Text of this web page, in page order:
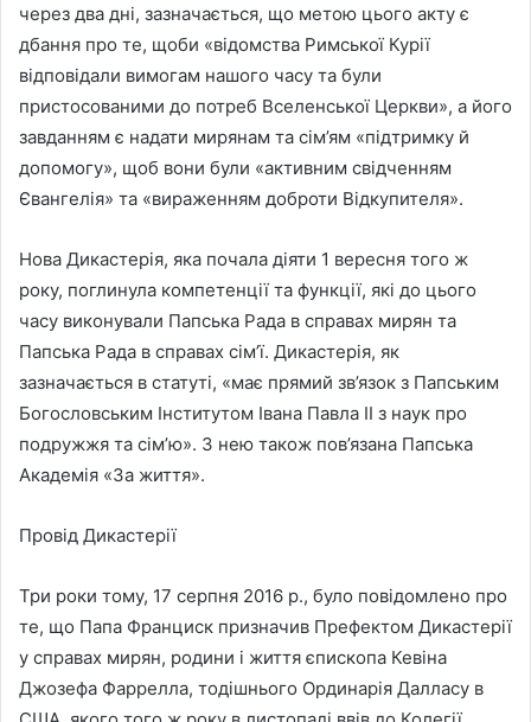
через два дні, зазначається, що метою цього акту є
дбання про те, щоби «відомства Римської Курії
відповідали вимогам нашого часу та були
пристосованими до потреб Вселенської Церкви», а його
завданням є надати мирянам та сім’ям «підтримку й
допомогу», щоб вони були «активним свідченням
Євангелія» та «вираженням доброти Відкупителя».
Нова Дикастерія, яка почала діяти 1 вересня того ж
року, поглинула компетенції та функції, які до цього
часу виконували Папська Рада в справах мирян та
Папська Рада в справах сім’ї. Дикастерія, як
зазначається в статуті, «має прямий зв’язок з Папським
Богословським Інститутом Івана Павла ІІ з наук про
подружжя та сім’ю». З нею також пов’язана Папська
Академія «За життя».
Провід Дикастерії
Три роки тому, 17 серпня 2016 р., було повідомлено про
те, що Папа Франциск призначив Префектом Дикастерії
у справах мирян, родини і життя єпископа Кевіна
Джозефа Фаррелла, тодішнього Ординарія Далласу в